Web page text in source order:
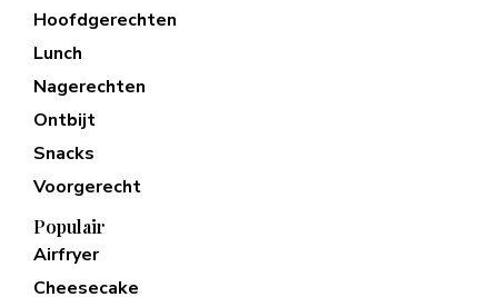
Hoofdgerechten
Lunch
Nagerechten
Ontbijt
Snacks
Voorgerecht
Populair
Airfryer
Cheesecake